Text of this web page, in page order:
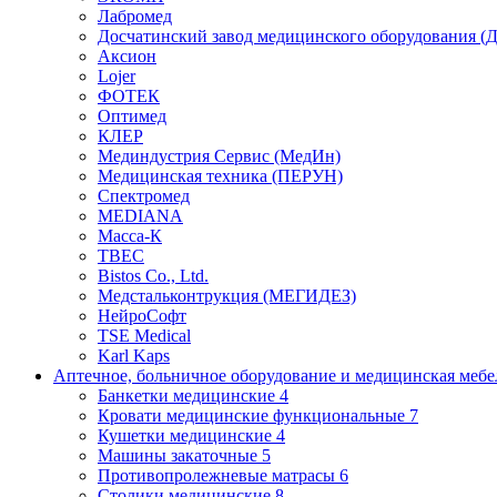
Лабромед
Досчатинский завод медицинского оборудования
Аксион
Lojer
ФОТЕК
Оптимед
КЛЕР
Мединдустрия Сервис (МедИн)
Медицинская техника (ПЕРУН)
Спектромед
MEDIANA
Масса-К
ТВЕС
Bistos Co., Ltd.
Медстальконтрукция (МЕГИДЕЗ)
НейроСофт
TSE Medical
Karl Kaps
Аптечное, больничное оборудование и медицинская
Банкетки медицинские 4
Кровати медицинские функциональные 7
Кушетки медицинские 4
Машины закаточные 5
Противопролежневые матрасы 6